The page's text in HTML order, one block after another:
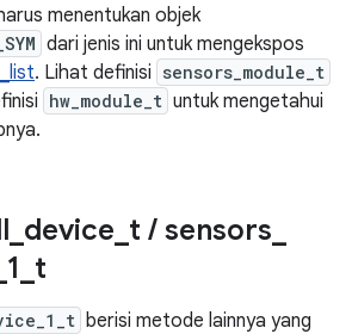
menentukan objek
dari jenis ini untuk mengekspos
. Lihat definisi sensors_module_t
hw_module_t untuk mengetahui
device t / sensors
1 t
berisi metode lainnya yang